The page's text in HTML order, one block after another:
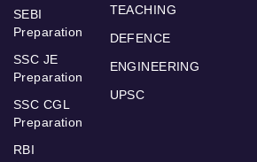
SEBI
Preparation
SSC JE
Preparation
SSC CGL
Preparation
RBI
TEACHING
DEFENCE
ENGINEERING
UPSC